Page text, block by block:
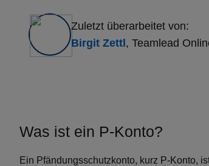
Zuletzt überarbeitet von:
Birgit Zettl , Teamlead
Was ist ein P-Konto?
Ein Pfändungsschutzkonto, kurz P-Konto,